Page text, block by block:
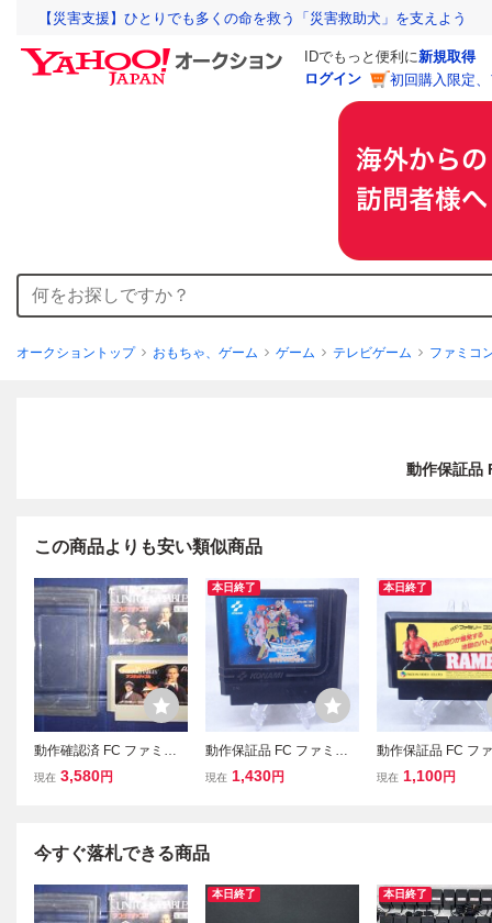
【災害支援】ひとりでも多くの命を救う「災害救助犬」を支えよう
IDでもっと便利に新規取得
ログイン
初回購入限定
オークショントップ おもちゃ、ゲーム ゲーム テレビゲーム ファミコ
動作保証品
この商品よりも安い類似商品
動作確認済 FC ファミコ
ン アンタッチャブル THE
現在 3,580円
本日終了
動作保証品 FC ファミコ
ン ラグランジュポイント
現在 1,430円
本日終了
動作保証品 FC フ
ン ランボー
現在 1,100円
今すぐ落札できる商品
本日終了 本日終了